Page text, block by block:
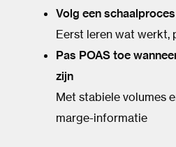
Volg een
Eerst leren wat werkt,
Pas POAS toe
zijn
Met stabiele volumes
marge-informatie